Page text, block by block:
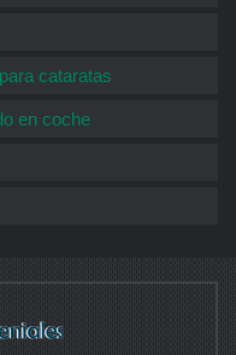
cataratas
en coche